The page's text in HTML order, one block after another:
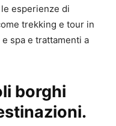
esperienze di
trekking e tour in
e spa e trattamenti a
borghi